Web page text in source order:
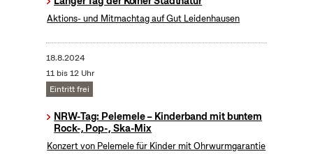
Aktions- und Mitmachtag auf Gut Leidenhausen
18.8.2024
11 bis 12 Uhr
Eintritt frei
NRW-Tag: Pelemele – Kinderband mit buntem
Rock-, Pop-, Ska-Mix
Konzert von Pelemele für Kinder mit Ohrwurmgarantie